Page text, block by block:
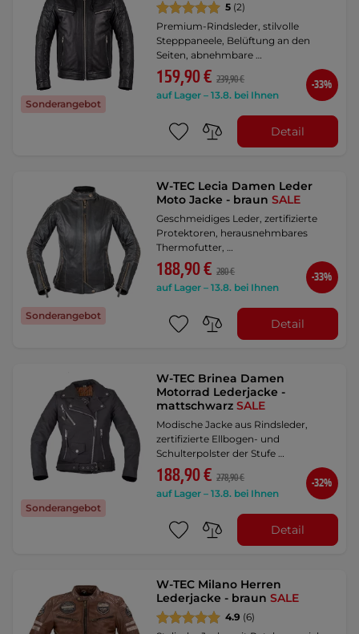
Sonderangebot
5 (2)
Premium-Rindsleder, stilvolle
Stepppaneele, Belüftung an den
Seiten, abnehmbare …
159,90 € 239,90 €
auf Lager – 13.8. bei Ihnen
-33%
Detail
Sonderangebot
W-TEC Lecia Damen Leder
Moto Jacke - braunSALE
Geschmeidiges Leder, zertifizierte
Protektoren, herausnehmbares
Thermofutter, …
188,90 € 280 €
auf Lager – 13.8. bei Ihnen
-33%
Detail
Sonderangebot
W-TEC Brinea Damen
Motorrad Lederjacke -
mattschwarzSALE
Modische Jacke aus Rindsleder,
zertifizierte Ellbogen- und
Schulterpolster der Stufe …
188,90 € 278,90 €
auf Lager – 13.8. bei Ihnen
-32%
Detail
W-TEC Milano Herren
Lederjacke - braunSALE
4.9 (6)